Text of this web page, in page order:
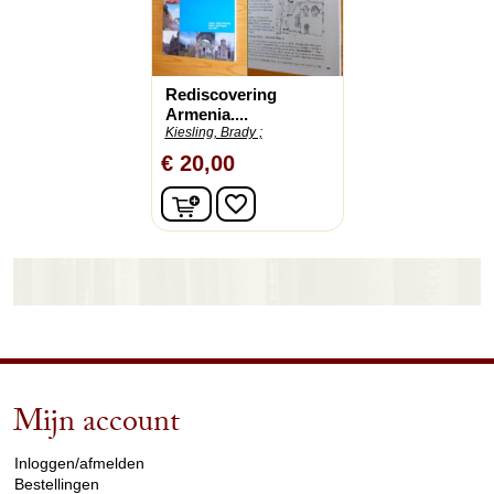
Rediscovering
Armenia....
Kiesling, Brady ;
€ 20,00
In winkelwagen
favorite_border
Mijn account
Inloggen/afmelden
Bestellingen